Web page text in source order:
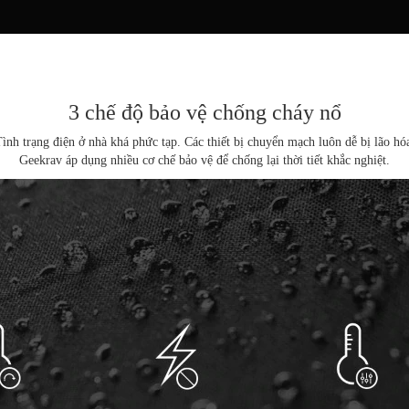
3 chế độ bảo vệ chống cháy nổ
trạng điện ở nhà khá phức tạp. Các thiết bị chuyển mạch luôn dễ bị lão
Geekrav áp dụng nhiều cơ chế bảo vệ để chống lại thời tiết khắc nghiệt.